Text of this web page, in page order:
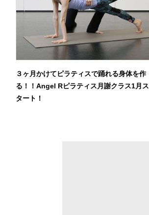
３ヶ月かけてピラティスで踊れる身体を作
る！！Angel Rピラティス月謝クラス1月ス
タート！